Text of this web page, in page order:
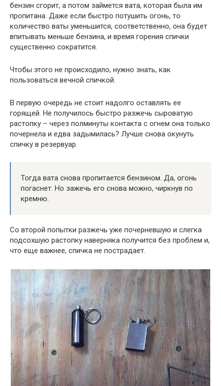
бензин сгорит, а потом займется вата, которая была им
пропитана. Даже если быстро потушить огонь, то
количество ваты уменьшится, соответственно, она будет
впитывать меньше бензина, и время горения спички
существенно сократится.
Чтобы этого не происходило, нужно знать, как
пользоваться вечной спичкой.
В первую очередь не стоит надолго оставлять ее
горящей. Не получилось быстро разжечь сыроватую
растопку – через полминуты контакта с огнем она только
почернела и едва задымилась? Лучше снова окунуть
спичку в резервуар.
Тогда вата снова пропитается бензином. Да, огонь
погаснет. Но зажечь его снова можно, чиркнув по
кремню.
Со второй попытки разжечь уже почерневшую и слегка
подсохшую растопку наверняка получится без проблем и,
что еще важнее, спичка не пострадает.